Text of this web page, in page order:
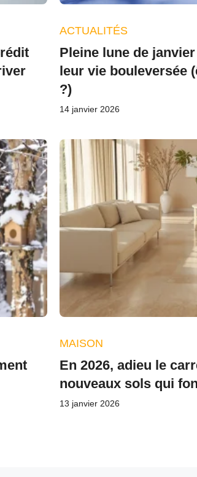
ACTUALITÉS
Pleine lune de
leur vie bouleversée
?)
14 janvier 2026
MAISON
En 2026, adieu le
nouveaux sols qui
13 janvier 2026